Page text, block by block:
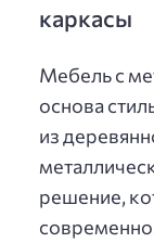
каркасы
Мебель с
основа
из
решение,